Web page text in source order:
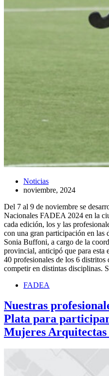
Noticias
noviembre, 2024
Del 7 al 9 de noviembre se
Nacionales FADEA 2024 en la
cada edición, los y las
con una gran participación en las
Sonia Buffoni, a cargo de la
provincial, anticipó que para esta
40 profesionales de los 6
competir en distintas disciplinas.
FADEA
Nuestras
Plata para
Mujeres